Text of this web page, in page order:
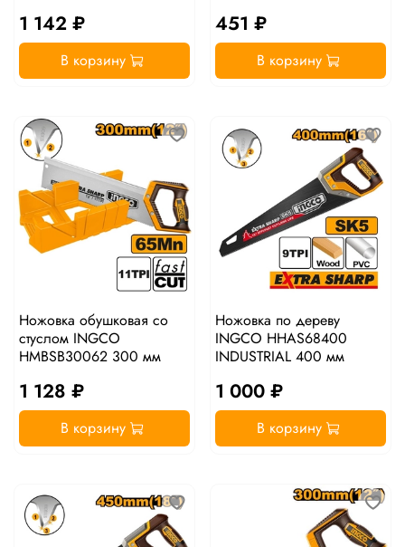
1 142 ₽
В корзину
451 ₽
В корзину
Ножовка обушковая со
стуслом INGCO
HMBSB30062 300 мм
1 128 ₽
В корзину
Ножовка по дереву
INGCO HHAS68400
INDUSTRIAL 400 мм
1 000 ₽
В корзину